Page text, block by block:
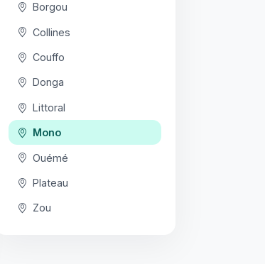
Borgou
Collines
Couffo
Donga
Littoral
Mono
Ouémé
Plateau
Zou